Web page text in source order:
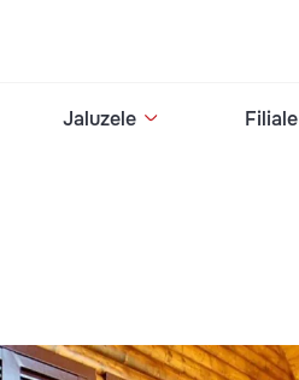
Jaluzele Filiale